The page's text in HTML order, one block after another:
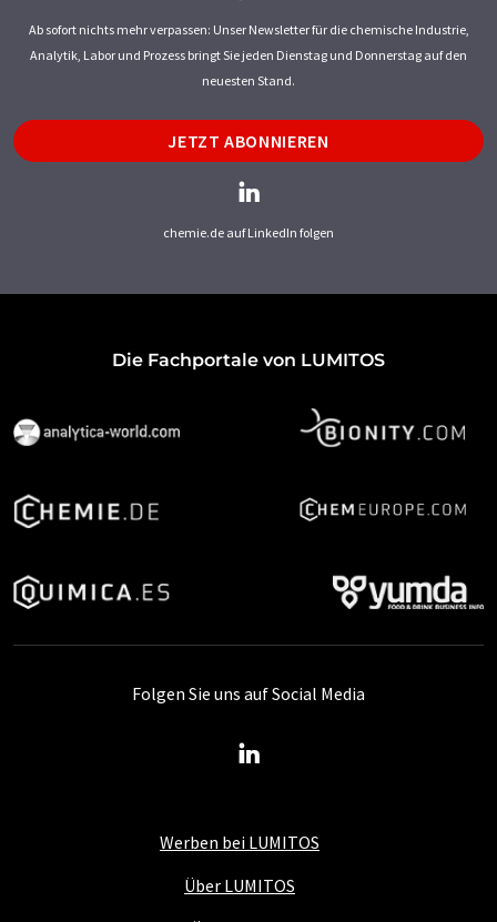
Ab sofort nichts mehr verpassen: Unser Newsletter für die chemische Industrie,
Analytik, Labor und Prozess bringt Sie jeden Dienstag und Donnerstag auf den
neuesten Stand.
JETZT ABONNIEREN
chemie.de auf LinkedIn folgen
Die Fachportale von LUMITOS
Werben bei LUMITOS
Über LUMITOS
Folgen Sie uns auf Social Media